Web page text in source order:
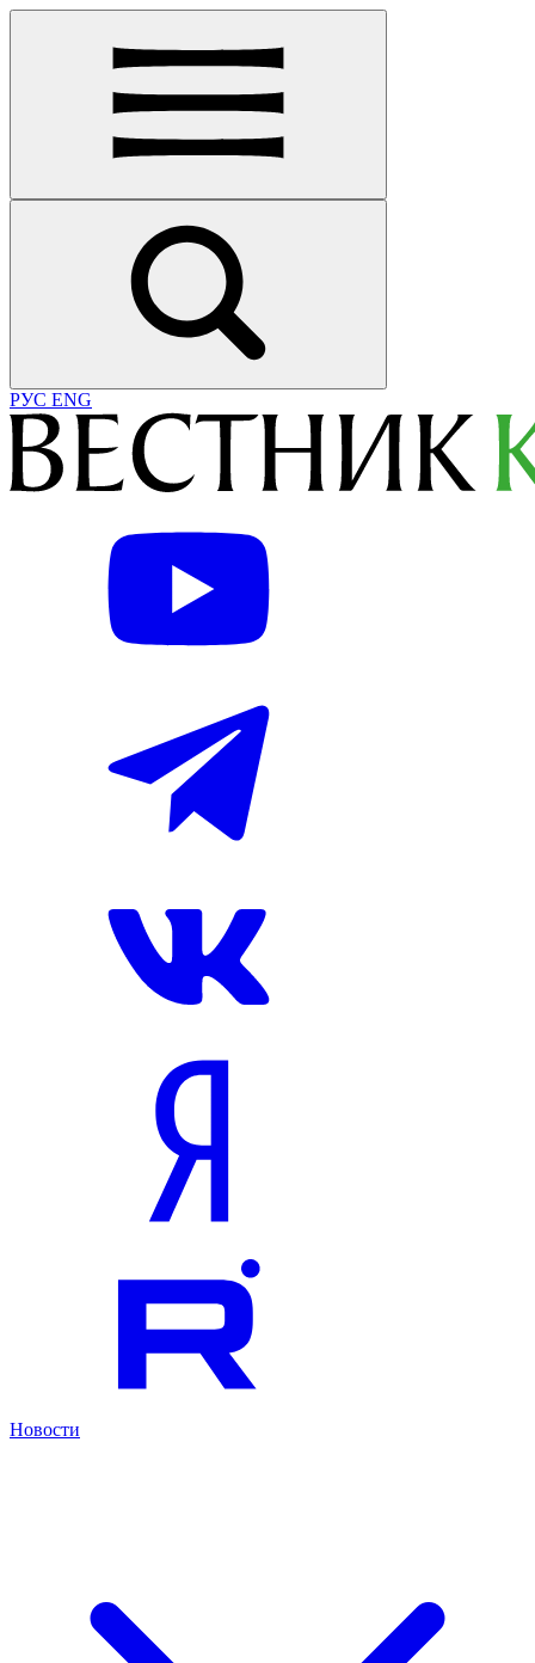
РУС ENG
Новости